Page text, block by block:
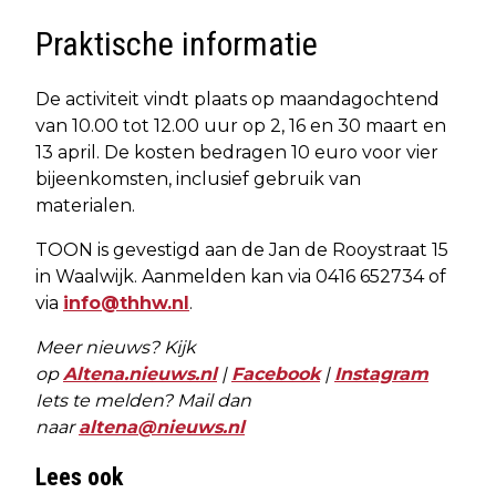
Praktische informatie
De activiteit vindt plaats op maandagochtend
van 10.00 tot 12.00 uur op 2, 16 en 30 maart en
13 april. De kosten bedragen 10 euro voor vier
bijeenkomsten, inclusief gebruik van
materialen.
TOON is gevestigd aan de Jan de Rooystraat 15
in Waalwijk. Aanmelden kan via 0416 652734 of
via info@thhw.nl.
Meer nieuws? Kijk
opAltena.nieuws.nl| Facebook| Instagram
Iets te melden? Mail dan
naaraltena@nieuws.nl
Lees ook